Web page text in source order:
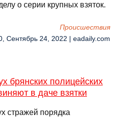
о серии крупных взяток.
Происшествия
Сентябрь 24, 2022 | eadaily.com
брянских полицейских
в даче взятки
стражей порядка